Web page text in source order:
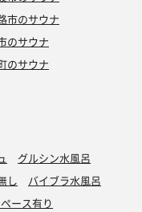
市のサウナ
のサウナ
のサウナ
グルシン水風呂
し
バイブラ水風呂
ース有り